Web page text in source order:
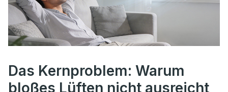
Das Kernproblem: Warum
bloßes Lüften nicht ausreicht